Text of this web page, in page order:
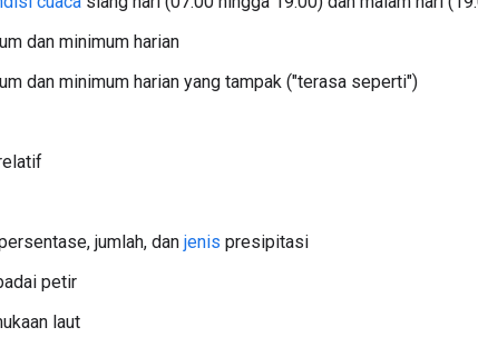
dan minimum harian
dan minimum harian yang tampak ("terasa seperti")
jumlah, dan jenis presipitasi
petir
laut